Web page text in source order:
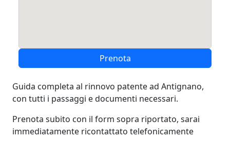
Prenota
Guida completa al rinnovo patente ad Antignano,
con tutti i passaggi e documenti necessari.
Prenota subito con il form sopra riportato, sarai
immediatamente ricontattato telefonicamente